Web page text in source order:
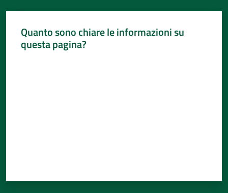
Quanto sono chiare le informazioni su
questa pagina?